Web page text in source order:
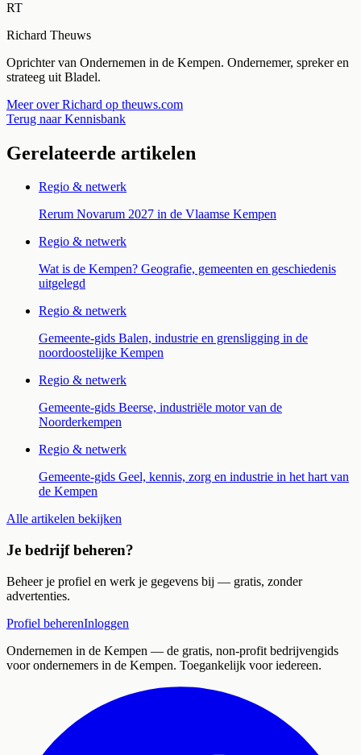
RT
Richard Theuws
Oprichter van Ondernemen in de Kempen. Ondernemer, spreker en
strateeg uit Bladel.
Meer over Richard op theuws.com
Terug naar Kennisbank
Gerelateerde artikelen
Regio & netwerk
Rerum Novarum 2027 in de Vlaamse Kempen
Regio & netwerk
Wat is de Kempen? Geografie, gemeenten en geschiedenis
uitgelegd
Regio & netwerk
Gemeente-gids Balen, industrie en grensligging in de
noordoostelijke Kempen
Regio & netwerk
Gemeente-gids Beerse, industriële motor van de
Noorderkempen
Regio & netwerk
Gemeente-gids Geel, kennis, zorg en industrie in het hart van
de Kempen
Alle artikelen bekijken
Je bedrijf beheren?
Beheer je profiel en werk je gegevens bij — gratis, zonder
advertenties.
Profiel beherenInloggen
Ondernemen in de Kempen — de gratis, non-profit bedrijvengids
voor ondernemers in de Kempen. Toegankelijk voor iedereen.